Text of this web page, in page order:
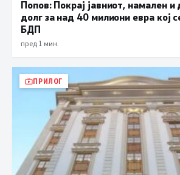
Попов: Покрај јавниот, намален
долг за над 40 милиони евра кој
БДП
пред 1 мин.
ПРИЛОГ